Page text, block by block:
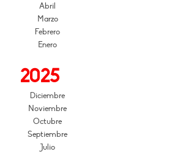
Abril
Marzo
Febrero
Enero
2025
Diciembre
Noviembre
Octubre
Septiembre
Julio